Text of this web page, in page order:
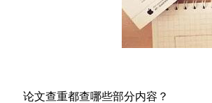
论文查重都查哪些部分内容？